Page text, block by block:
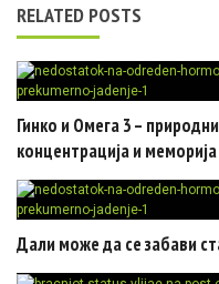
RELATED POSTS
Гинко и Омега 3 –
концентрација и меморија
Дали може да се забави